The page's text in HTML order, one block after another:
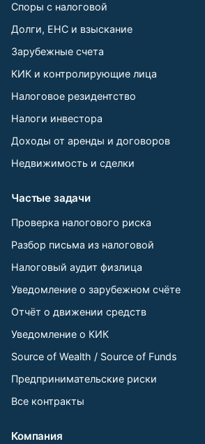
Споры с налоговой
Долги, ЕНС и взыскание
Зарубежные счета
КИК и контролирующие лица
Налоговое резидентство
Налоги инвестора
Доходы от аренды и договоров
Недвижимость и сделки
Частые задачи
Проверка налогового риска
Разбор письма из налоговой
Налоговый аудит физлица
Уведомление о зарубежном счёте
Отчёт о движении средств
Уведомление о КИК
Source of Wealth / Source of Funds
Предпринимательские риски
Все контракты
Компания